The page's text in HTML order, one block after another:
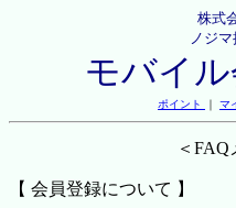
株式
ノジ
モバイ
ポイント ｜ マ
＜FAQ
【 会員登録について 】